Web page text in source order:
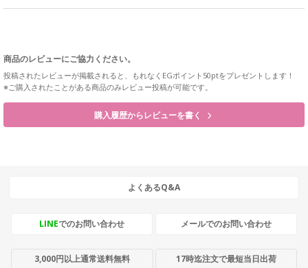
商品のレビューにご協力ください。
投稿されたレビューが掲載されると、もれなくEGポイント50ptをプレゼントします！
※ご購入されたことがある商品のみレビュー投稿が可能です。
購入履歴からレビューを書く
よくあるQ&A
LINEでのお問い合わせ メールでのお問い合わせ
3,000円以上通常送料無料 17時迄注文で最短当日出荷